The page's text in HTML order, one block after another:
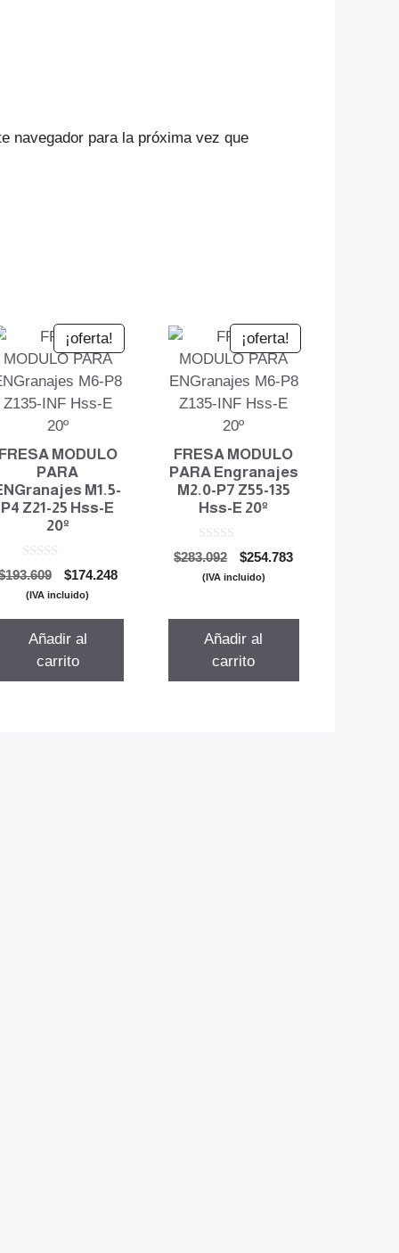
navegador para la próxima vez que
¡oferta!
FRESA MODULO
PARA
M1.5-
P4 Z21-25 Hss-E
20º
0
d
e
193.609
El
precio
era:
$193.609.
$174.248El
(IVA incluido)
Añadir al
carrito
¡oferta!
FRESA MODULO
PARA Engranajes
M2.0-P7 Z55-135
Hss-E 20º
0
d
e
$283.092
El
precio
$283.092.
$254.783El
(IVA incluido)
Añadir al
carrito